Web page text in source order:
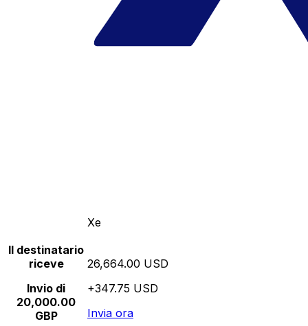
Xe
Il destinatario
riceve
Invio di
20,000.00
GBP
26,664.00 USD
+347.75 USD
Invia ora